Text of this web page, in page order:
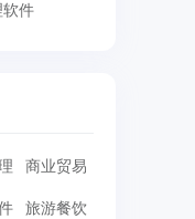
软件
商业贸易
旅游餐饮